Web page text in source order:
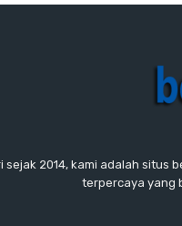
sejak 2014, kami adalah situs
terpercaya yang